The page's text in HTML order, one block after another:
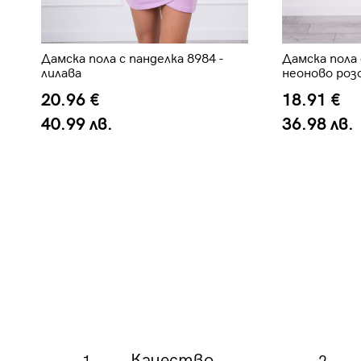
Дамска пола с панделка 8984 -
лилава
20.96 €
40.99 лв.
Дамска пола
неоново
18.91 €
36.98 лв.